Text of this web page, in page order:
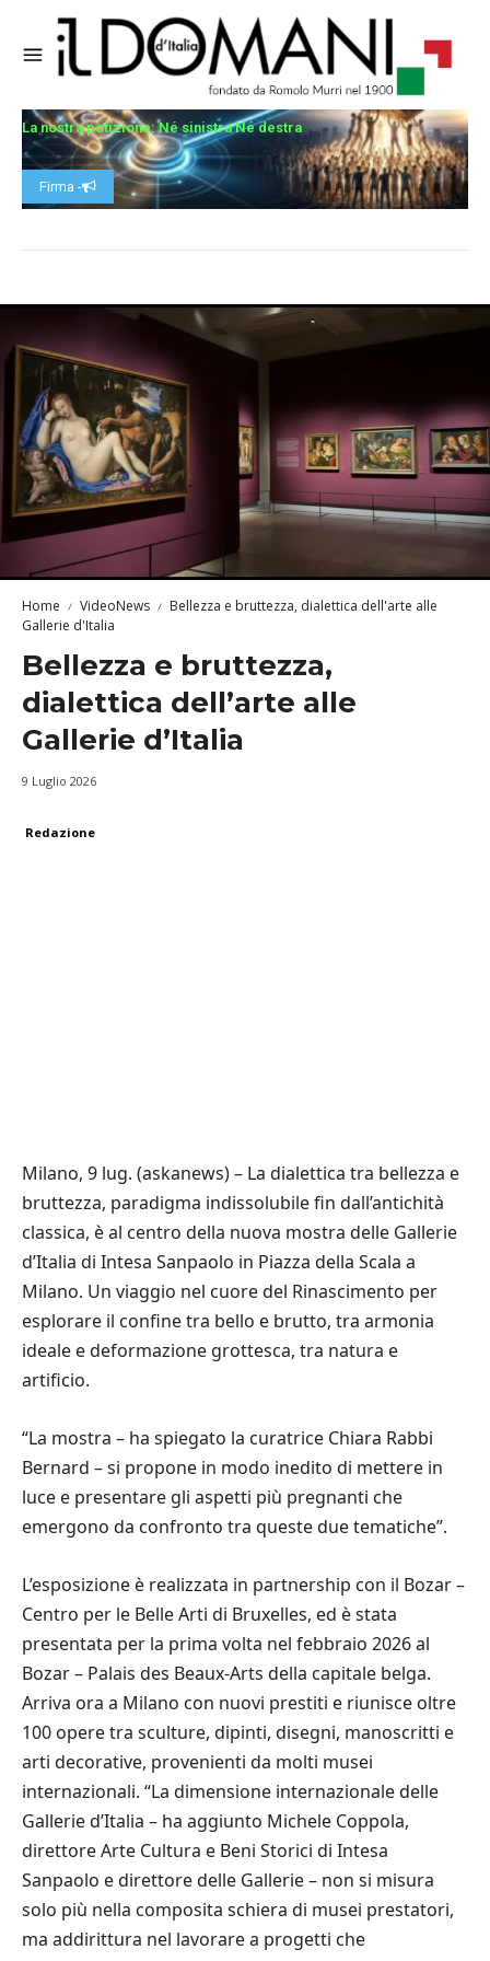
La nostra petizione: Né sinistra Né destra
Firma -
Home VideoNews
Bellezza e bruttezza, dialettica dell'arte alle
Gallerie d'Italia
Bellezza e bruttezza,
dialettica dell’arte alle
Gallerie d’Italia
9 Luglio 2026
Redazione
Milano, 9 lug. (askanews) – La dialettica tra bellezza e
bruttezza, paradigma indissolubile fin dall’antichità
classica, è al centro della nuova mostra delle Gallerie
d’Italia di Intesa Sanpaolo in Piazza della Scala a
Milano. Un viaggio nel cuore del Rinascimento per
esplorare il confine tra bello e brutto, tra armonia
ideale e deformazione grottesca, tra natura e
artificio.
“La mostra – ha spiegato la curatrice Chiara Rabbi
Bernard – si propone in modo inedito di mettere in
luce e presentare gli aspetti più pregnanti che
emergono da confronto tra queste due tematiche”.
L’esposizione è realizzata in partnership con il Bozar –
Centro per le Belle Arti di Bruxelles, ed è stata
presentata per la prima volta nel febbraio 2026 al
Bozar – Palais des Beaux-Arts della capitale belga.
Arriva ora a Milano con nuovi prestiti e riunisce oltre
100 opere tra sculture, dipinti, disegni, manoscritti e
arti decorative, provenienti da molti musei
internazionali. “La dimensione internazionale delle
Gallerie d’Italia – ha aggiunto Michele Coppola,
direttore Arte Cultura e Beni Storici di Intesa
Sanpaolo e direttore delle Gallerie – non si misura
solo più nella composita schiera di musei prestatori,
ma addirittura nel lavorare a progetti che